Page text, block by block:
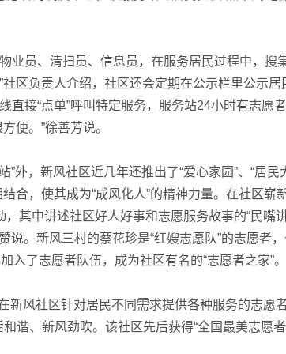
员、清扫员、信息员，在服务居民过程中，搜
区负责人介绍，社区还会定期在公示栏里公示居
接“点单”呼叫特定服务，服务站24小时有志愿
便。”徐善芳说。
，新风社区近几年还推出了“爱心家园”、“居民
合，使其成为“成风化人”的精神力量。在社区崭
其中讲述社区好人好事和志愿服务故事的“民嘴
说。新风三村的蔡花珍是“红嫂志愿队”的志愿者
入了志愿者队伍，成为社区有名的“志愿者之家”。
风社区针对居民不同需求提供各种服务的志愿
谐、新风劲吹。该社区先后获得“全国最美志愿